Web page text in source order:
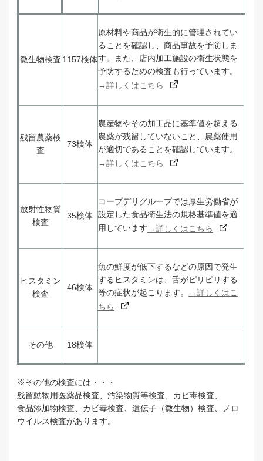
微生物検査 1157検体
原材料や商品が衛生的に管理されてい
ることを確認し、商品事故を予防しま
す。また、店内加工施設の衛生状態を
予防するための検査も行っています。
→詳しくはこちら
残留農薬検
査
73検体
農産物やその加工品に基準値を超える
農薬が残留していないこと、農薬使用
が適切であることを確認しています。
→詳しくはこちら
放射性物質
検査
35検体
コープデリグループでは厚生労働省が
設定した食品衛生法の規格基準値を適
用しています →詳しくはこちら
ヒスタミン
検査
46検体
魚の鮮度が低下するなどの原因で発生
するヒスタミンは、舌がピリピリする
等の症状が起こります。
→詳しくはこ
ちら
その他 18検体
※その他の検査には・・・
残留動物用医薬品検査、汚染物質等検査、カビ毒検査、
食品添加物検査、カビ毒検査、遺伝子（微生物）検査、ノロ
ウイルス検査があります。